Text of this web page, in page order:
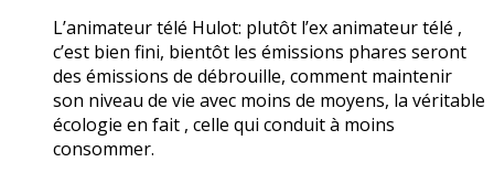
L’animateur télé Hulot: plutôt l’ex animateur télé ,
c’est bien fini, bientôt les émissions phares seront
des émissions de débrouille, comment maintenir
son niveau de vie avec moins de moyens, la véritable
écologie en fait , celle qui conduit à moins
consommer.